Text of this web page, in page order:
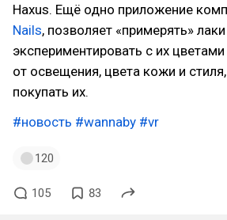
Haxus. Ещё одно приложение
Nails, позволяет «примерять»
экспериментировать с их
от освещения, цвета кожи и
покупать их.
#новость #wannaby #vr
120
105 83